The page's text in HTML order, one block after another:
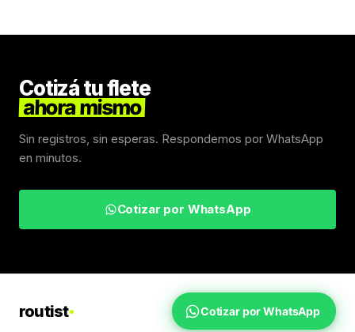
Cotizá tu flete
ahora mismo
Sin registros, sin esperas. Respondemos por WhatsApp
en minutos.
Cotizar por WhatsApp
routist Fletes UruguayInicio
Cotizar por WhatsApp